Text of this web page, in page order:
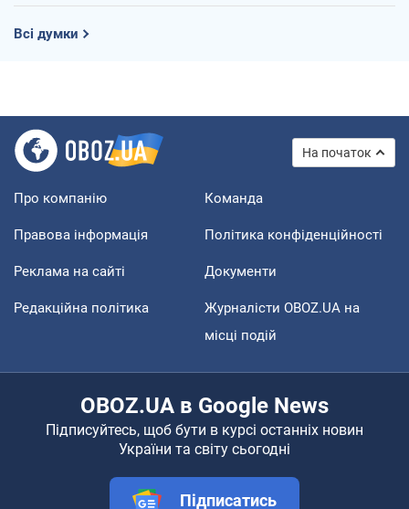
Всі думки
На початок
Про компанію Команда
Правова інформація Політика конфіденційності
Реклама на сайті Документи
Редакційна політика
Журналісти OBOZ.UA на
місці подій
OBOZ.UA в Google News
Підписуйтесь, щоб бути в курсі останніх новин
України та світу сьогодні
Підписатись